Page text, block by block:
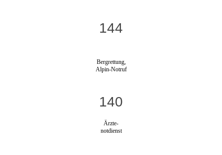
144
Bergrettung,
Alpin-Notruf
140
Ärzte-
notdienst